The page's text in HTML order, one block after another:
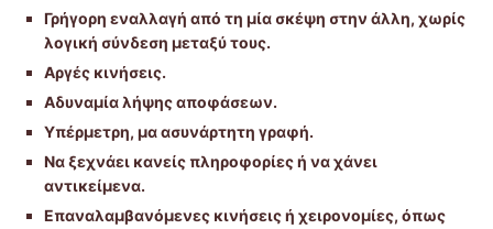
Γρήγορη εναλλαγή από τη μία σκέψη στην άλλη, χωρίς
λογική σύνδεση μεταξύ τους.
Αργές κινήσεις.
Αδυναμία λήψης αποφάσεων.
Υπέρμετρη, μα ασυνάρτητη γραφή.
Να ξεχνάει κανείς πληροφορίες ή να χάνει
αντικείμενα.
Επαναλαμβανόμενες κινήσεις ή χειρονομίες, όπως